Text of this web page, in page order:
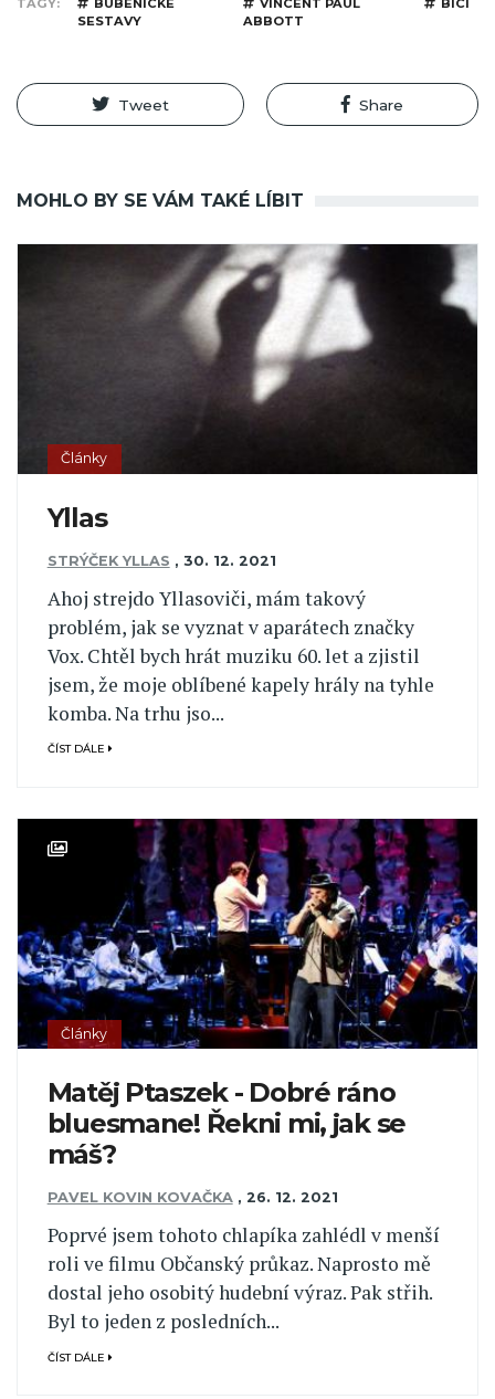
TAGY
BUBENICKÉ
SESTAVY
VINCENT PAUL
ABBOTT
BICÍ
Tweet Share
MOHLO BY SE VÁM TAKÉ LÍBIT
Články
Yllas
STRÝČEK YLLAS , 30. 12. 2021
Ahoj strejdo Yllasoviči, mám takový
problém, jak se vyznat v aparátech značky
Vox. Chtěl bych hrát muziku 60. let a zjistil
jsem, že moje oblíbené kapely hrály na tyhle
komba. Na trhu jso...
ČÍST DÁLE
Články
Matěj Ptaszek - Dobré ráno
bluesmane! Řekni mi, jak se
máš?
PAVEL KOVIN KOVAČKA , 26. 12. 2021
Poprvé jsem tohoto chlapíka zahlédl v menší
roli ve filmu Občanský průkaz. Naprosto mě
dostal jeho osobitý hudební výraz. Pak střih.
Byl to jeden z posledních...
ČÍST DÁLE